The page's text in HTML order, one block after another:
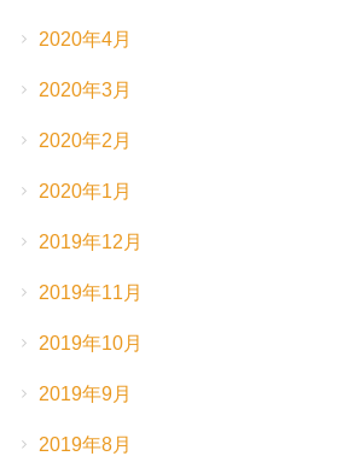
2020年4月
2020年3月
2020年2月
2020年1月
2019年12月
2019年11月
2019年10月
2019年9月
2019年8月